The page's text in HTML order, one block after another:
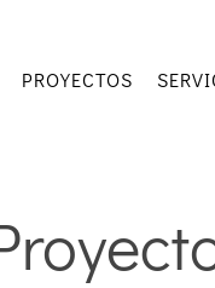
PROYECTOS